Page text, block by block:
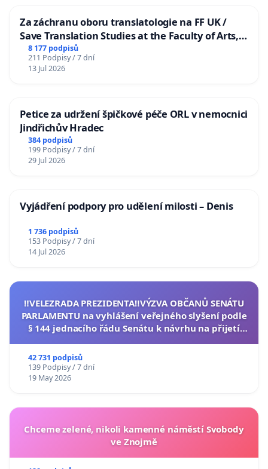
Za záchranu oboru translatologie na FF UK /
Save Translation Studies at the Faculty of Arts,
Charles University
8 177 podpisů
211 Podpisy / 7 dní
13 Jul 2026
Petice za udržení špičkové péče ORL v nemocnici
Jindřichův Hradec
384 podpisů
199 Podpisy / 7 dní
29 Jul 2026
Vyjádření podpory pro udělení milosti – Denis
1 736 podpisů
153 Podpisy / 7 dní
14 Jul 2026
‼️VELEZRADA PREZIDENTA‼️VÝZVA OBČANŮ SENÁTU
PARLAMENTU na vyhlášení veřejného slyšení podle
§ 144 jednacího řádu Senátu k návrhu na přijetí
42 731 podpisů
139 Podpisy / 7 dní
19 May 2026
Chceme zelené, nikoli kamenné náměstí Svobody
ve Znojmě